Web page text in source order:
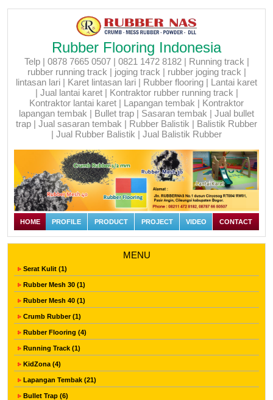
Rubber Flooring Indonesia
Telp | 0878 7665 0507 | 0821 1472 8182 | Running track |
rubber running track | joging track | rubber joging track |
lintasan lari | Karet lintasan lari | Rubber flooring | Lantai karet
| Jual lantai karet | Kontraktor rubber running track |
Kontraktor lantai karet | Lapangan tembak | Kontraktor
lapangan tembak | Bullet trap | Sasaran tembak | Jual bullet
trap | Jual sasaran tembak | Rubber Balistik | Balistik Rubber
| Jual Rubber Balistik | Jual Balistik Rubber
HOME PROFILE PRODUCT PROJECT VIDEO CONTACT
MENU
Serat Kulit (1)
Rubber Mesh 30 (1)
Rubber Mesh 40 (1)
Crumb Rubber (1)
Rubber Flooring (4)
Running Track (1)
KidZona (4)
Lapangan Tembak (21)
Bullet Trap (6)